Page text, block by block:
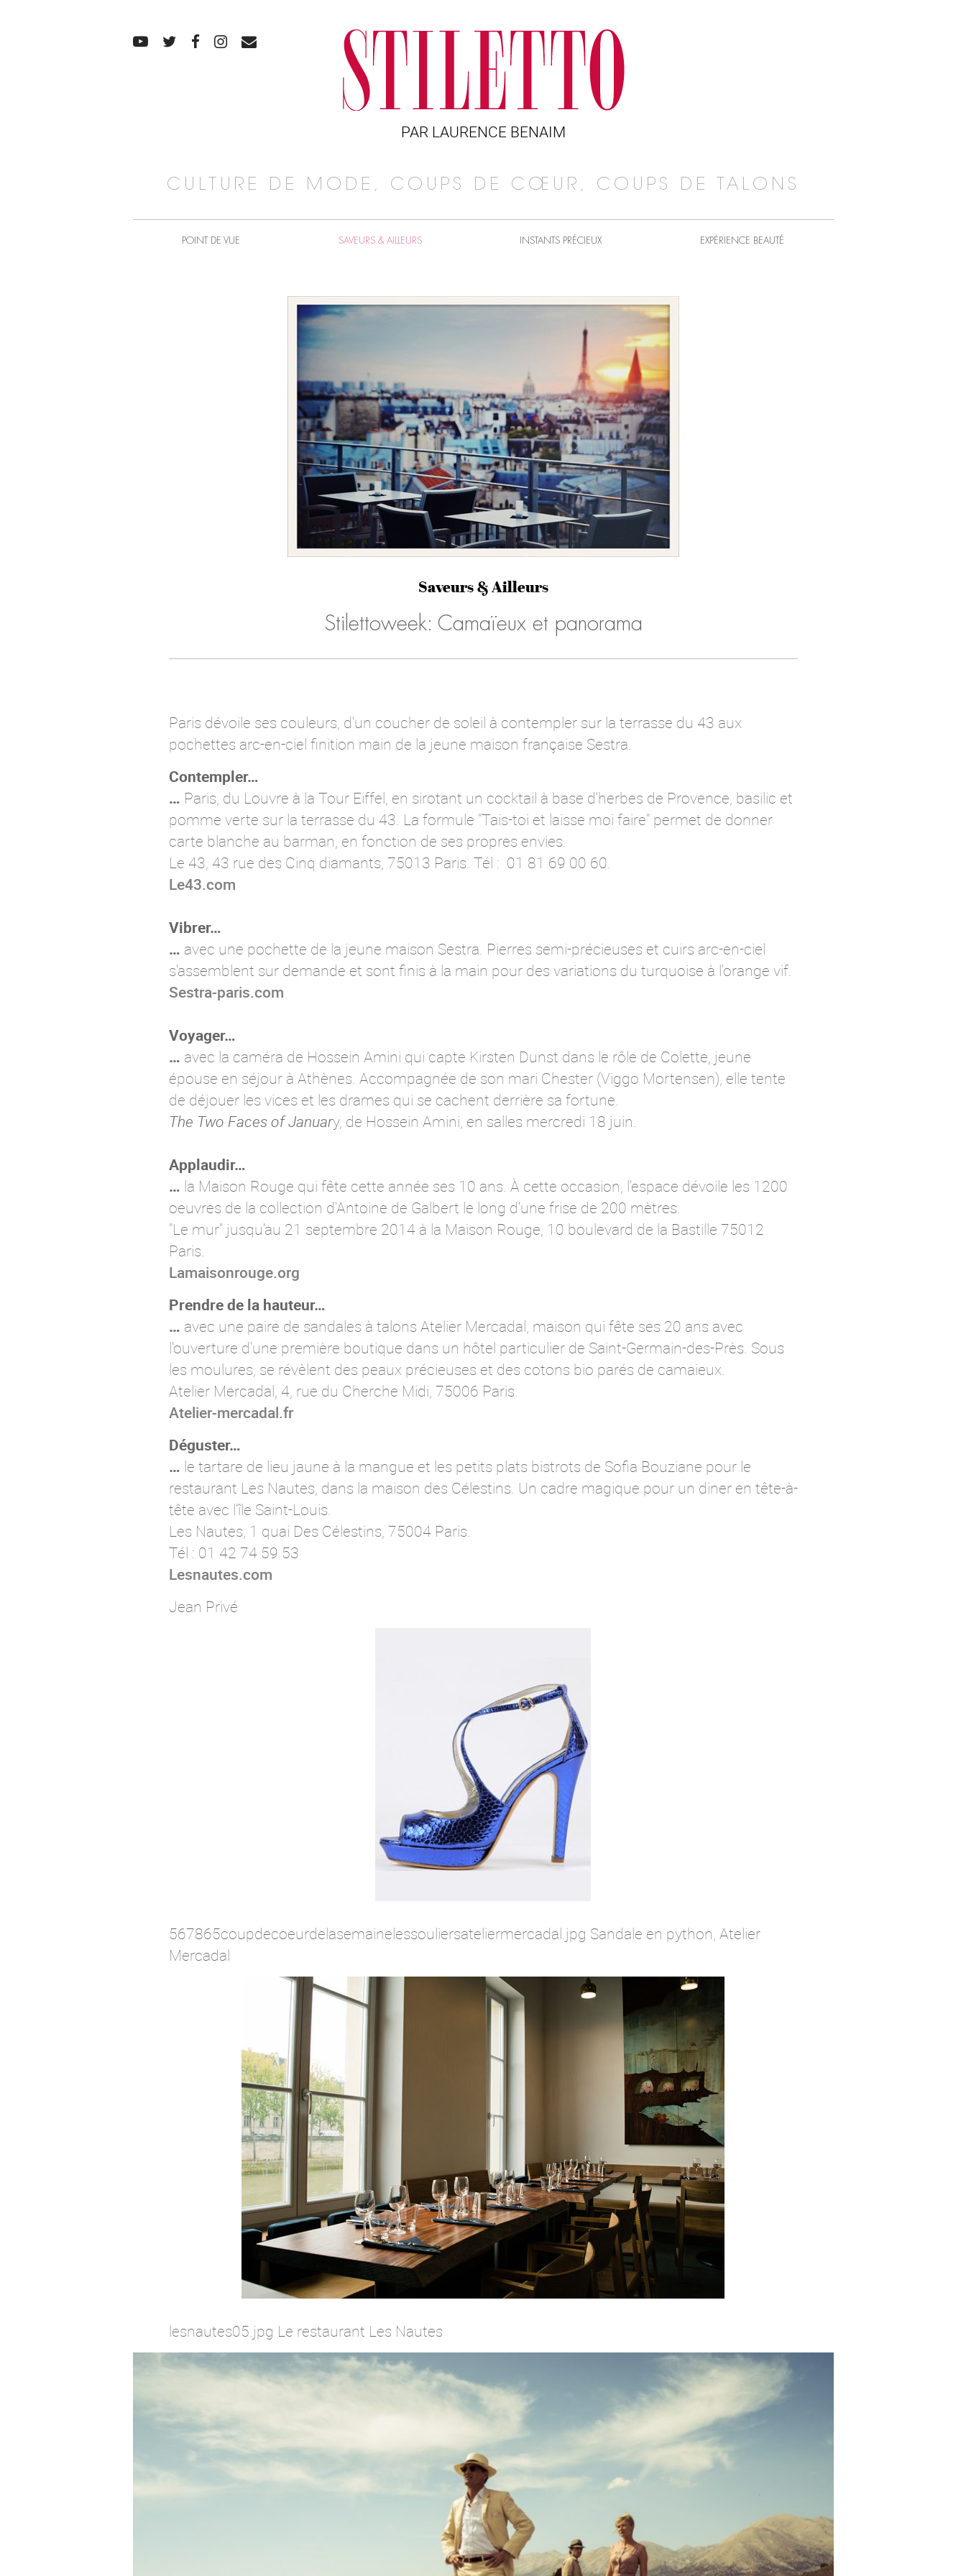
PAR LAURENCE BENAIM
CULTURE DE MODE, COUPS DE CŒUR, COUPS DE TALONS
POINT DE VUE SAVEURS & AILLEURS INSTANTS PRÉCIEUX EXPÉRIENCE BEAUTÉ
Saveurs & Ailleurs
Stilettoweek: Camaïeux et panorama
Paris dévoile ses couleurs, d'un coucher de soleil à contempler sur la terrasse du 43 aux
pochettes arc-en-ciel finition main de la jeune maison française Sestra.
Contempler…
… Paris, du Louvre à la Tour Eiffel, en sirotant un cocktail à base d'herbes de Provence, basilic et
pomme verte sur la terrasse du 43. La formule "Tais-toi et laisse moi faire" permet de donner
carte blanche au barman, en fonction de ses propres envies.
Le 43, 43 rue des Cinq diamants, 75013 Paris. Tél : 01 81 69 00 60.
Le43.com
Vibrer…
… avec une pochette de la jeune maison Sestra. Pierres semi-précieuses et cuirs arc-en-ciel
s'assemblent sur demande et sont finis à la main pour des variations du turquoise à l'orange vif.
Sestra-paris.com
Voyager…
… avec la caméra de Hossein Amini qui capte Kirsten Dunst dans le rôle de Colette, jeune
épouse en séjour à Athènes. Accompagnée de son mari Chester (Viggo Mortensen), elle tente
de déjouer les vices et les drames qui se cachent derrière sa fortune.
The Two Faces of January, de Hossein Amini, en salles mercredi 18 juin.
Applaudir…
… la Maison Rouge qui fête cette année ses 10 ans. À cette occasion, l'espace dévoile les 1200
oeuvres de la collection d'Antoine de Galbert le long d'une frise de 200 mètres.
"Le mur" jusqu'au 21 septembre 2014 à la Maison Rouge, 10 boulevard de la Bastille 75012
Paris.
Lamaisonrouge.org
Prendre de la hauteur…
… avec une paire de sandales à talons Atelier Mercadal, maison qui fête ses 20 ans avec
l'ouverture d'une première boutique dans un hôtel particulier de Saint-Germain-des-Près. Sous
les moulures, se révèlent des peaux précieuses et des cotons bio parés de camaieux.
Atelier Mercadal, 4, rue du Cherche Midi, 75006 Paris.
Atelier-mercadal.fr
Déguster…
… le tartare de lieu jaune à la mangue et les petits plats bistrots de Sofia Bouziane pour le
restaurant Les Nautes, dans la maison des Célestins. Un cadre magique pour un diner en tête-à-
tête avec l’île Saint-Louis.
Les Nautes, 1 quai Des Célestins, 75004 Paris.
Tél : 01 42 74 59 53
Lesnautes.com
Jean Privé
567865coupdecoeurdelasemainelessouliersateliermercadal.jpg Sandale en python, Atelier
Mercadal
lesnautes05.jpg Le restaurant Les Nautes